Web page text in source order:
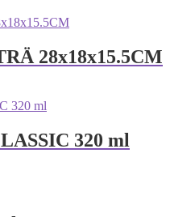
28x18x15.5CM
320 ml